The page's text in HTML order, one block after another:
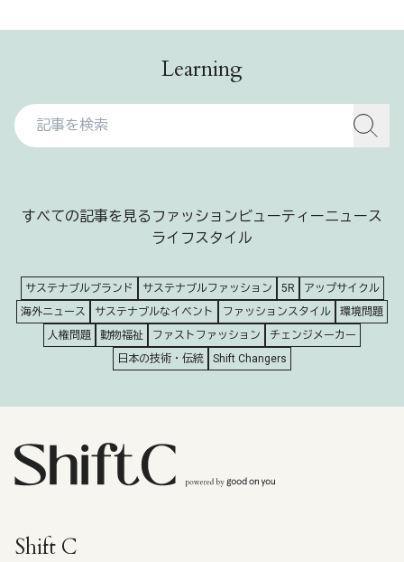
Learning
すべての記事を見る ファッションビューティーニュース
ライフスタイル
サステナブルブランド サステナブルファッション 5R
アップサイクル
海外ニュース
サステナブルなイベント ファッションスタイル
環境問題
人権問題
動物福祉 ファストファッション
チェンジメーカー
日本の技術・伝統
Shift Changers
Shift C